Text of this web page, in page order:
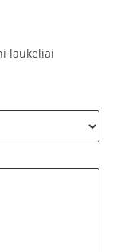
laukeliai